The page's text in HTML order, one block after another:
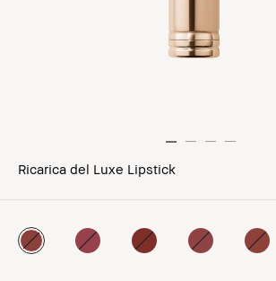
Ricarica del Luxe Lipstick